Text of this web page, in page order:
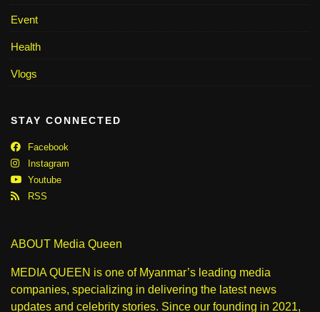
Event
Health
Vlogs
STAY CONNECTED
Facebook
Instagram
Youtube
RSS
ABOUT Media Queen
MEDIA QUEEN is one of Myanmar’s leading media
companies, specializing in delivering the latest news
updates and celebrity stories. Since our founding in 2021,